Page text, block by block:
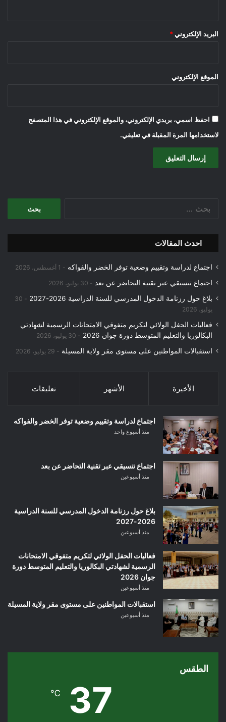
البريد الإلكتروني *
الموقع الإلكتروني
احفظ اسمي، بريدي الإلكتروني، والموقع الإلكتروني في هذا المتصفح
لاستخدامها المرة المقبلة في تعليقي.
احدث المقالات
اجتماع لدراسة وتقييم وضعية توفر الخضر والفواكه 1 أغسطس، 2026
اجتماع تنسيقي عبر تقنية التحاضر عن بعد 30 يوليو، 2026
بلاغ حول رزنامة الدخول المدرسي للسنة الدراسية 2026-2027
30
يوليو، 2026
فعاليات الحفل الولائي لتكريم متفوقي الامتحانات الرسمية لشهادتي
البكالوريا والتعليم المتوسط دورة جوان 2026
30 يوليو، 2026
استقبالات المواطنين على مستوى مقر ولاية المسيلة 29 يوليو، 2026
الأخيرة الأشهر تعليقات
اجتماع لدراسة وتقييم وضعية توفر الخضر والفواكه
منذ أسبوع واحد
اجتماع تنسيقي عبر تقنية التحاضر عن بعد
منذ أسبوعين
بلاغ حول رزنامة الدخول المدرسي للسنة الدراسية
2026-2027
منذ أسبوعين
فعاليات الحفل الولائي لتكريم متفوقي الامتحانات
الرسمية لشهادتي البكالوريا والتعليم المتوسط دورة
جوان 2026
منذ أسبوعين
استقبالات المواطنين على مستوى مقر ولاية المسيلة
منذ أسبوعين
الطقس
37
℃